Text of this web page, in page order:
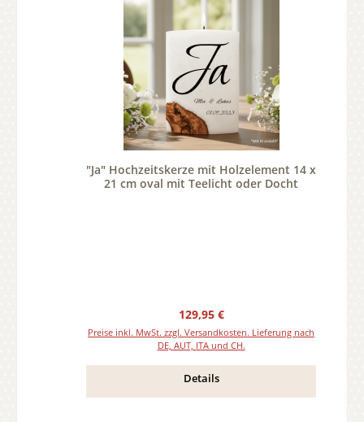
"Ja" Hochzeitskerze mit Holzelement 14 x
21 cm oval mit Teelicht oder Docht
Regulärer Preis:
129,95 €
Preise inkl. MwSt. zzgl. Versandkosten. Lieferung nach
DE, AUT, ITA und CH.
Details